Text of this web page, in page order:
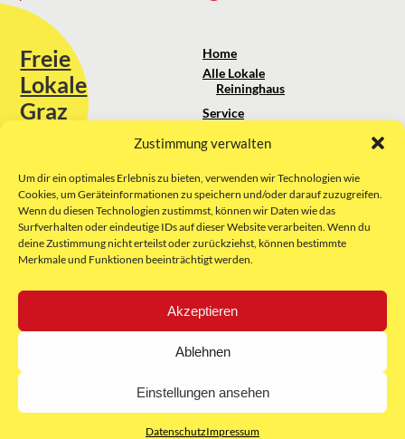
Zustimmung verwalten
Um dir ein optimales Erlebnis zu bieten, verwenden wir Technologien wie
Cookies, um Geräteinformationen zu speichern und/oder darauf zuzugreifen.
Wenn du diesen Technologien zustimmst, können wir Daten wie das
Surfverhalten oder eindeutige IDs auf dieser Website verarbeiten. Wenn du
deine Zustimmung nicht erteilst oder zurückziehst, können bestimmte
Merkmale und Funktionen beeinträchtigt werden.
Akzeptieren
Ablehnen
Einstellungen ansehen
DatenschutzImpressum
Freie
Lokale
Graz
Sie erreichen uns unter:
kontakt@freielokale-graz.at
Website by Rubikon Werbeagentur
GmbH
Home
Alle Lokale
Reininghaus
Service
Über uns
Impressum
AGB
Datenschutz
E-Mail